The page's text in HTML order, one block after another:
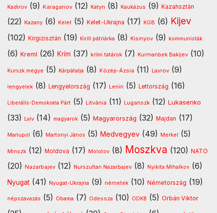
Kadirov (9) Karaganov (12) Katyn (8) Kaukázus (9) Kazahsztán
(22) Kazany (6) Kelet (5) Kelet-Ukrajna (17) KGB (6) Kijev
(102) Kirgizisztán (19) Kirill pátriárka (8) Kisinyov (9) kommunisták
(6) Kreml (26) Krím (37) krími tatárok (7) Kurmanbek Bakijev (10)
Kurszk megye (5) Kárpátalja (8) Közép-Ázsia (11) Lavrov (9)
lengyelek (8) Lengyelország (17) Lenin (5) Lettország (16)
Liberális-Demokrata Párt (5) Litvánia (11) Luganszk (12) Lukasenko
(33) Lviv (14) magyarok (5) Magyarország (32) Majdan (17)
Mariupol (6) Martonyi János (5) Medvegyev (49) Merkel (5)
Minszk (12) Moldova (17) Molotov (8) Moszkva (120) NATO
(20) Nazarbajev (12) Nurszultan Nazarbajev (8) Nyikita Mihalkov (6)
Nyugat (41) Nyugat-Ukrajna (9) németek (10) Németország (19)
népszavazás (5) Obama (7) Odessza (10) ODKB (5) Orbán Viktor